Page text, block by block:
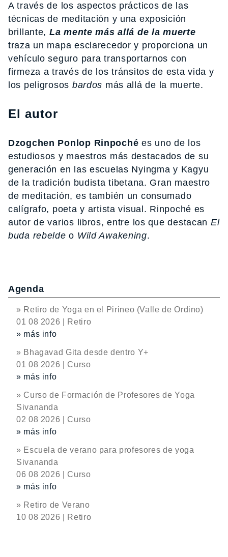
A través de los aspectos prácticos de las
técnicas de meditación y una exposición
brillante, La mente más allá de la muerte
traza un mapa esclarecedor y proporciona un
vehículo seguro para transportarnos con
firmeza a través de los tránsitos de esta vida y
los peligrosos bardos más allá de la muerte.
El autor
Dzogchen Ponlop Rinpoché es uno de los
estudiosos y maestros más destacados de su
generación en las escuelas Nyingma y Kagyu
de la tradición budista tibetana. Gran maestro
de meditación, es también un consumado
calígrafo, poeta y artista visual. Rinpoché es
autor de varios libros, entre los que destacan El
buda rebelde o Wild Awakening.
Agenda
» Retiro de Yoga en el Pirineo (Valle de Ordino)
01 08 2026 | Retiro
» más info
» Bhagavad Gita desde dentro Y+
01 08 2026 | Curso
» más info
» Curso de Formación de Profesores de Yoga
Sivananda
02 08 2026 | Curso
» más info
» Escuela de verano para profesores de yoga
Sivananda
06 08 2026 | Curso
» más info
» Retiro de Verano
10 08 2026 | Retiro